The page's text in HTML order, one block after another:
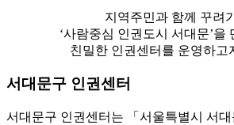
지역주민과 함께 꾸려
‘사람중심 인권도시 서대문’을
친밀한 인권센터를 운영하고
서대문구 인권센터
서대문구 인권센터는 「서울특별시 서